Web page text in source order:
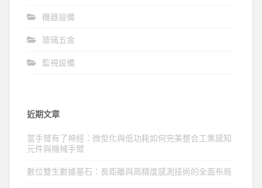
機器設備
玻璃五金
監視設備
近期文章
當手臂有了神經：微型化與低功耗如何完美整合工業感知
元件與機械手臂
數位雙生數據基石：長距離與高精度感測技術的全面布局